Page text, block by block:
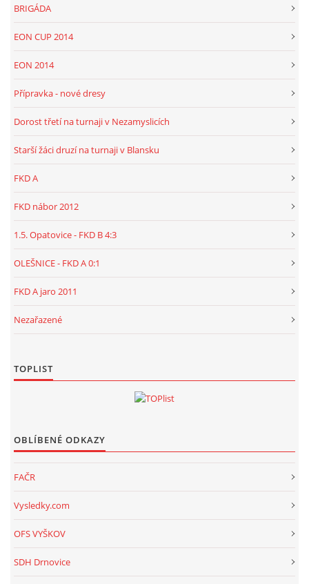
BRIGÁDA
EON CUP 2014
EON 2014
Přípravka - nové dresy
Dorost třetí na turnaji v Nezamyslicích
Starší žáci druzí na turnaji v Blansku
FKD A
FKD nábor 2012
1.5. Opatovice - FKD B 4:3
OLEŠNICE - FKD A 0:1
FKD A jaro 2011
Nezařazené
TOPLIST
OBLÍBENÉ ODKAZY
FAČR
Vysledky.com
OFS VYŠKOV
SDH Drnovice